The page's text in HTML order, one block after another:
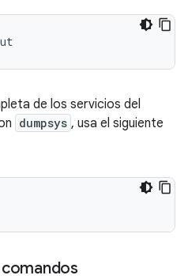
de los servicios del
dumpsys , usa el siguiente